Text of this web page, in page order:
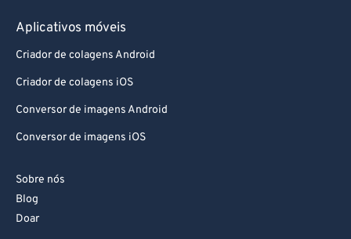
Aplicativos móveis
Criador de colagens Android
Criador de colagens iOS
Conversor de imagens Android
Conversor de imagens iOS
Sobre nós
Blog
Doar